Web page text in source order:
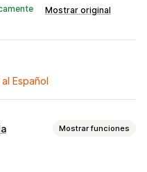
Mostrar original
Español
Mostrar funciones